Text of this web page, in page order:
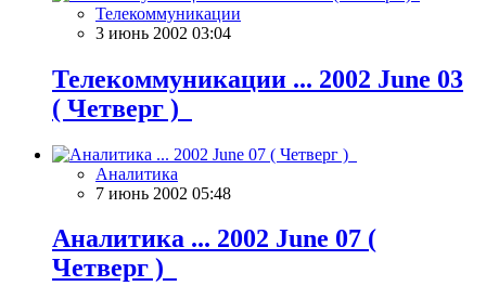
Телекоммуникации
3 июнь 2002 03:04
Телекоммуникации ... 2002 June 03
( Четверг )
Аналитика
7 июнь 2002 05:48
Аналитика ... 2002 June 07 (
Четверг )